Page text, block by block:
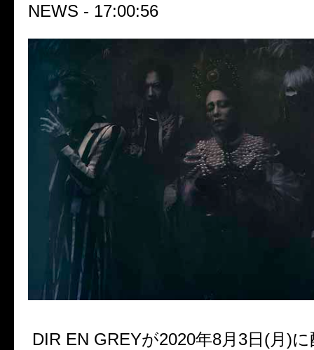
NEWS - 17:00:56
DIR EN GREYが2020年8月 3日 (月 )